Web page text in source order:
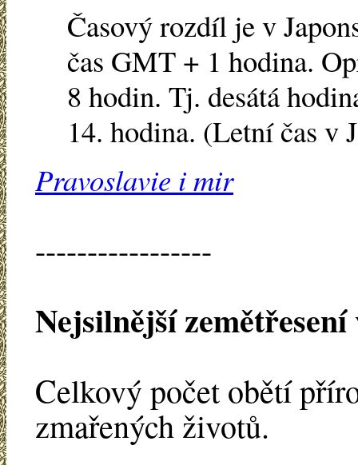
Časový rozdíl je v
čas GMT + 1 hodina.
8 hodin. Tj. desátá
14. hodina. (Letní čas v
Pravoslavie i mir
-----------------
Nejsilnější
Celkový počet obětí
zmařených životů.